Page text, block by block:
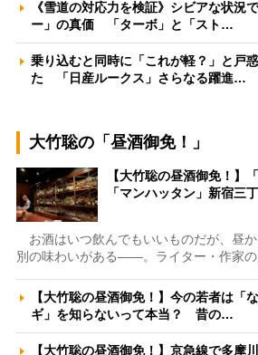
《雪道の対応力を検証》シビアな状況
ー」の真価 「ターボ」と「スト…
乗り込むと同時に「これが軽？」と戸
た 「日産ルークス」さらなる躍進…
大竹聡の「昼酒御免！」
【大竹聡の昼酒御免！】
「マンハッタン」新宿三
お酒はいつ飲んでもいいものだが、昼
別の味わいがある――。ライター・作家の
【大竹聡の昼酒御免！】今の若者は「
ギ」を知らないって本当？ 昔の…
【大竹聡の昼酒御免！】京急線で多摩